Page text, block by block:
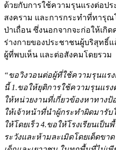
ด้วยกับการใช้ความรุนแรงต่อป
สงคราม และการกระทำที่ทารุณ
ป่าเถื่อน ซึ่งนอกจากจะก่อให้เกิ
ร่างกายของประชาชนผู้บริสุทธิ์แ
ผู้ที่พบเห็น และต่อสังคมโดยรวม
“ขอวิงวอนต่อผู้ที่ใช้ความรุนแร
นี้ 1.ขอให้ยุติการใช้ความรุนแร
ให้หน่วยงานที่เกี่ยวข้องหาทาง
ให้เจ้าหน้าที่นำผู้กระทำผิดมารั
ให้โดยเร็ว 4.ขอให้โรงเรียนเป็
ระวังและห้ามละเมิดโดยเด็ดข